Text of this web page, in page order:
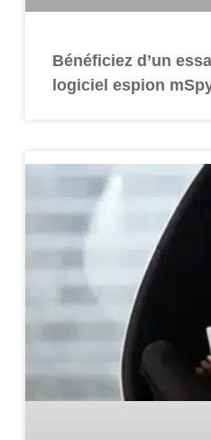
Bénéficiez d’un
logiciel espion